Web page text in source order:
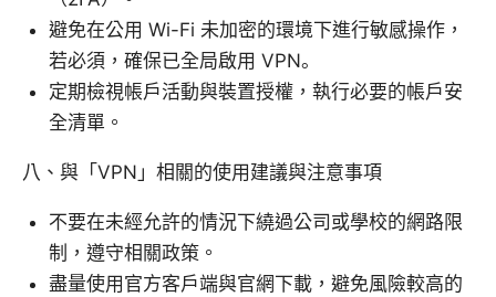
避免在公用 Wi-Fi 未加密的環境下進行敏感操作，
若必須，確保已全局啟用 VPN。
定期檢視帳戶活動與裝置授權，執行必要的帳戶安
全清單。
八、與「VPN」相關的使用建議與注意事項
不要在未經允許的情況下繞過公司或學校的網路限
制，遵守相關政策。
盡量使用官方客戶端與官網下載，避免風險較高的